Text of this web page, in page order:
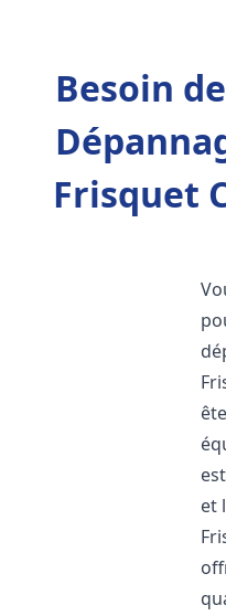
Besoin
Frisquet
et